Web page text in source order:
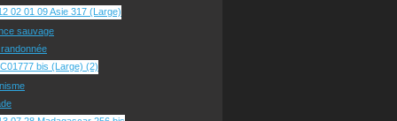
sauvage